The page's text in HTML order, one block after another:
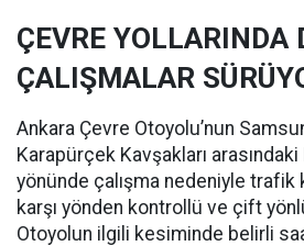
ÇEVRE YOLLARINDA
ÇALIŞMALAR
Ankara Çevre Otoyolu’nun
Karapürçek Kavşakları
yönünde çalışma nedeniyle trafik
karşı yönden kontrollü ve çift
Otoyolun ilgili kesiminde belirli